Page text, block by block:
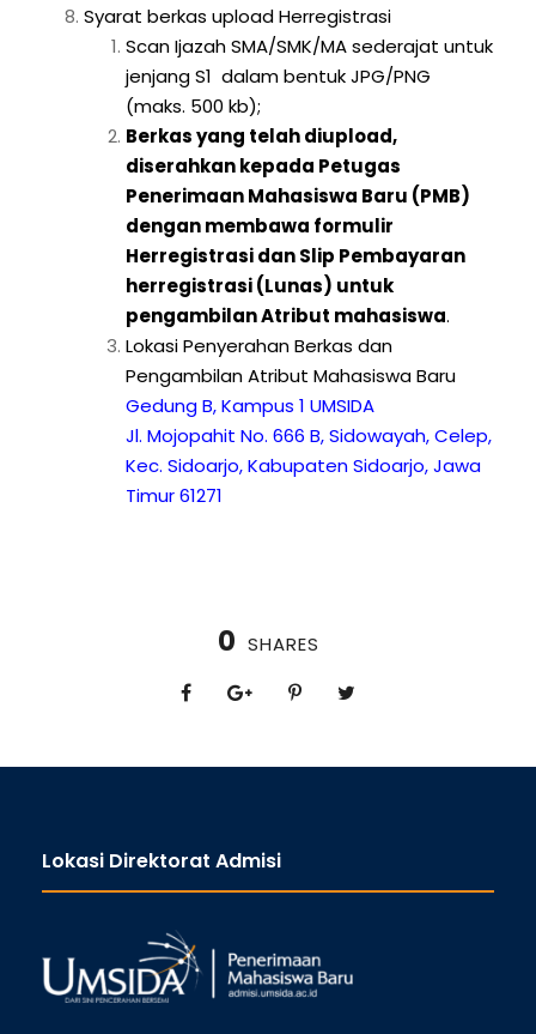
Syarat berkas upload Herregistrasi
Scan Ijazah SMA/SMK/MA sederajat untuk
jenjang S1 dalam bentuk JPG/PNG
(maks. 500 kb);
Berkas yang telah diupload,
diserahkan kepada Petugas
Penerimaan Mahasiswa Baru (PMB)
dengan membawa formulir
Herregistrasi dan Slip Pembayaran
herregistrasi (Lunas) untuk
pengambilan Atribut mahasiswa.
Lokasi Penyerahan Berkas dan
Pengambilan Atribut Mahasiswa Baru
Gedung B, Kampus 1 UMSIDA
Jl. Mojopahit No. 666 B, Sidowayah, Celep,
Kec. Sidoarjo, Kabupaten Sidoarjo, Jawa
Timur 61271
0 SHARES
Lokasi Direktorat Admisi